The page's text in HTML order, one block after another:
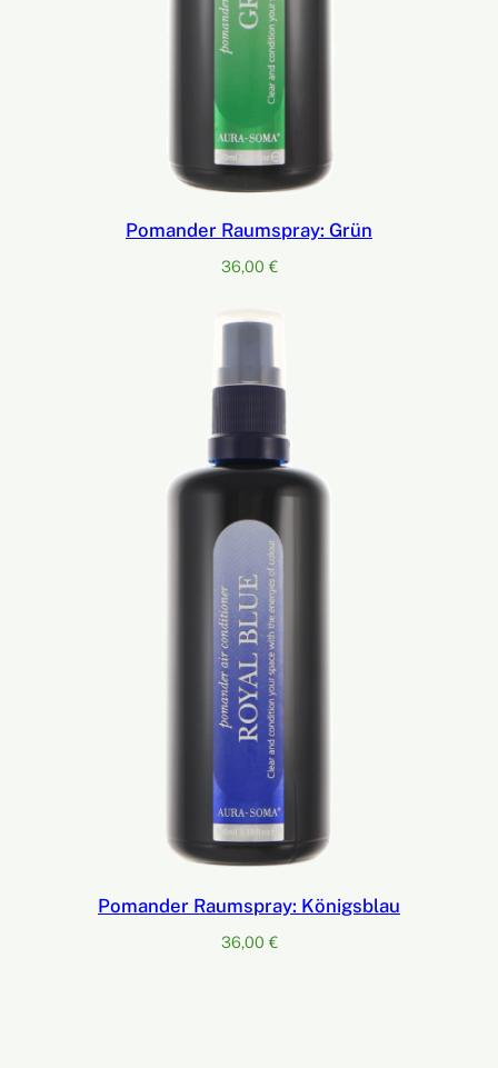
Pomander Raumspray: Grün
36,00€
Pomander Raumspray: Königsblau
36,00€